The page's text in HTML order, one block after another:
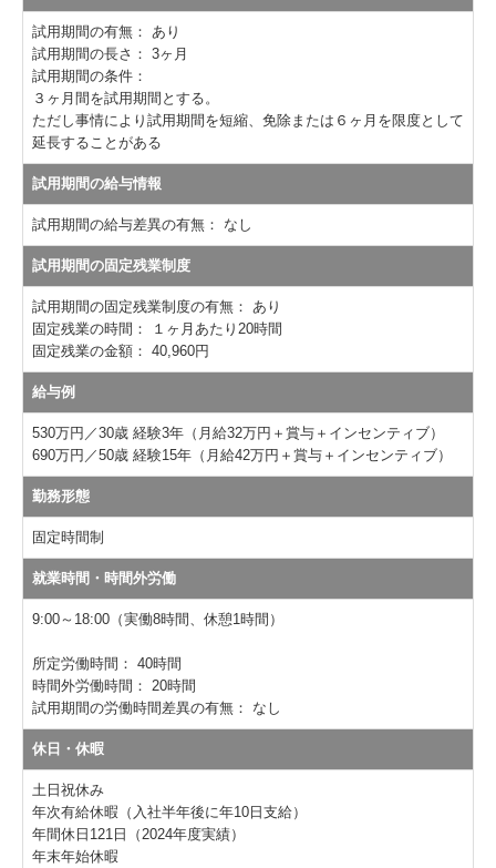
試用期間の有無： あり
試用期間の長さ： 3ヶ月
試用期間の条件：
３ヶ月間を試用期間とする。
ただし事情により試用期間を短縮、免除または６ヶ月を限度として
延長することがある
試用期間の給与情報
試用期間の給与差異の有無： なし
試用期間の固定残業制度
試用期間の固定残業制度の有無： あり
固定残業の時間：
１ヶ月あたり20時間
固定残業の金額： 40,960円
給与例
530万円／30歳 経験3年（月給32万円＋賞与＋インセンティブ）
690万円／50歳 経験15年（月給42万円＋賞与＋インセンティブ）
勤務形態
固定時間制
就業時間・時間外労働
9:00～18:00（実働8時間、休憩1時間）
所定労働時間： 40時間
時間外労働時間： 20時間
試用期間の労働時間差異の有無： なし
休日・休暇
土日祝休み
年次有給休暇（入社半年後に年10日支給）
年間休日121日（2024年度実績）
年末年始休暇